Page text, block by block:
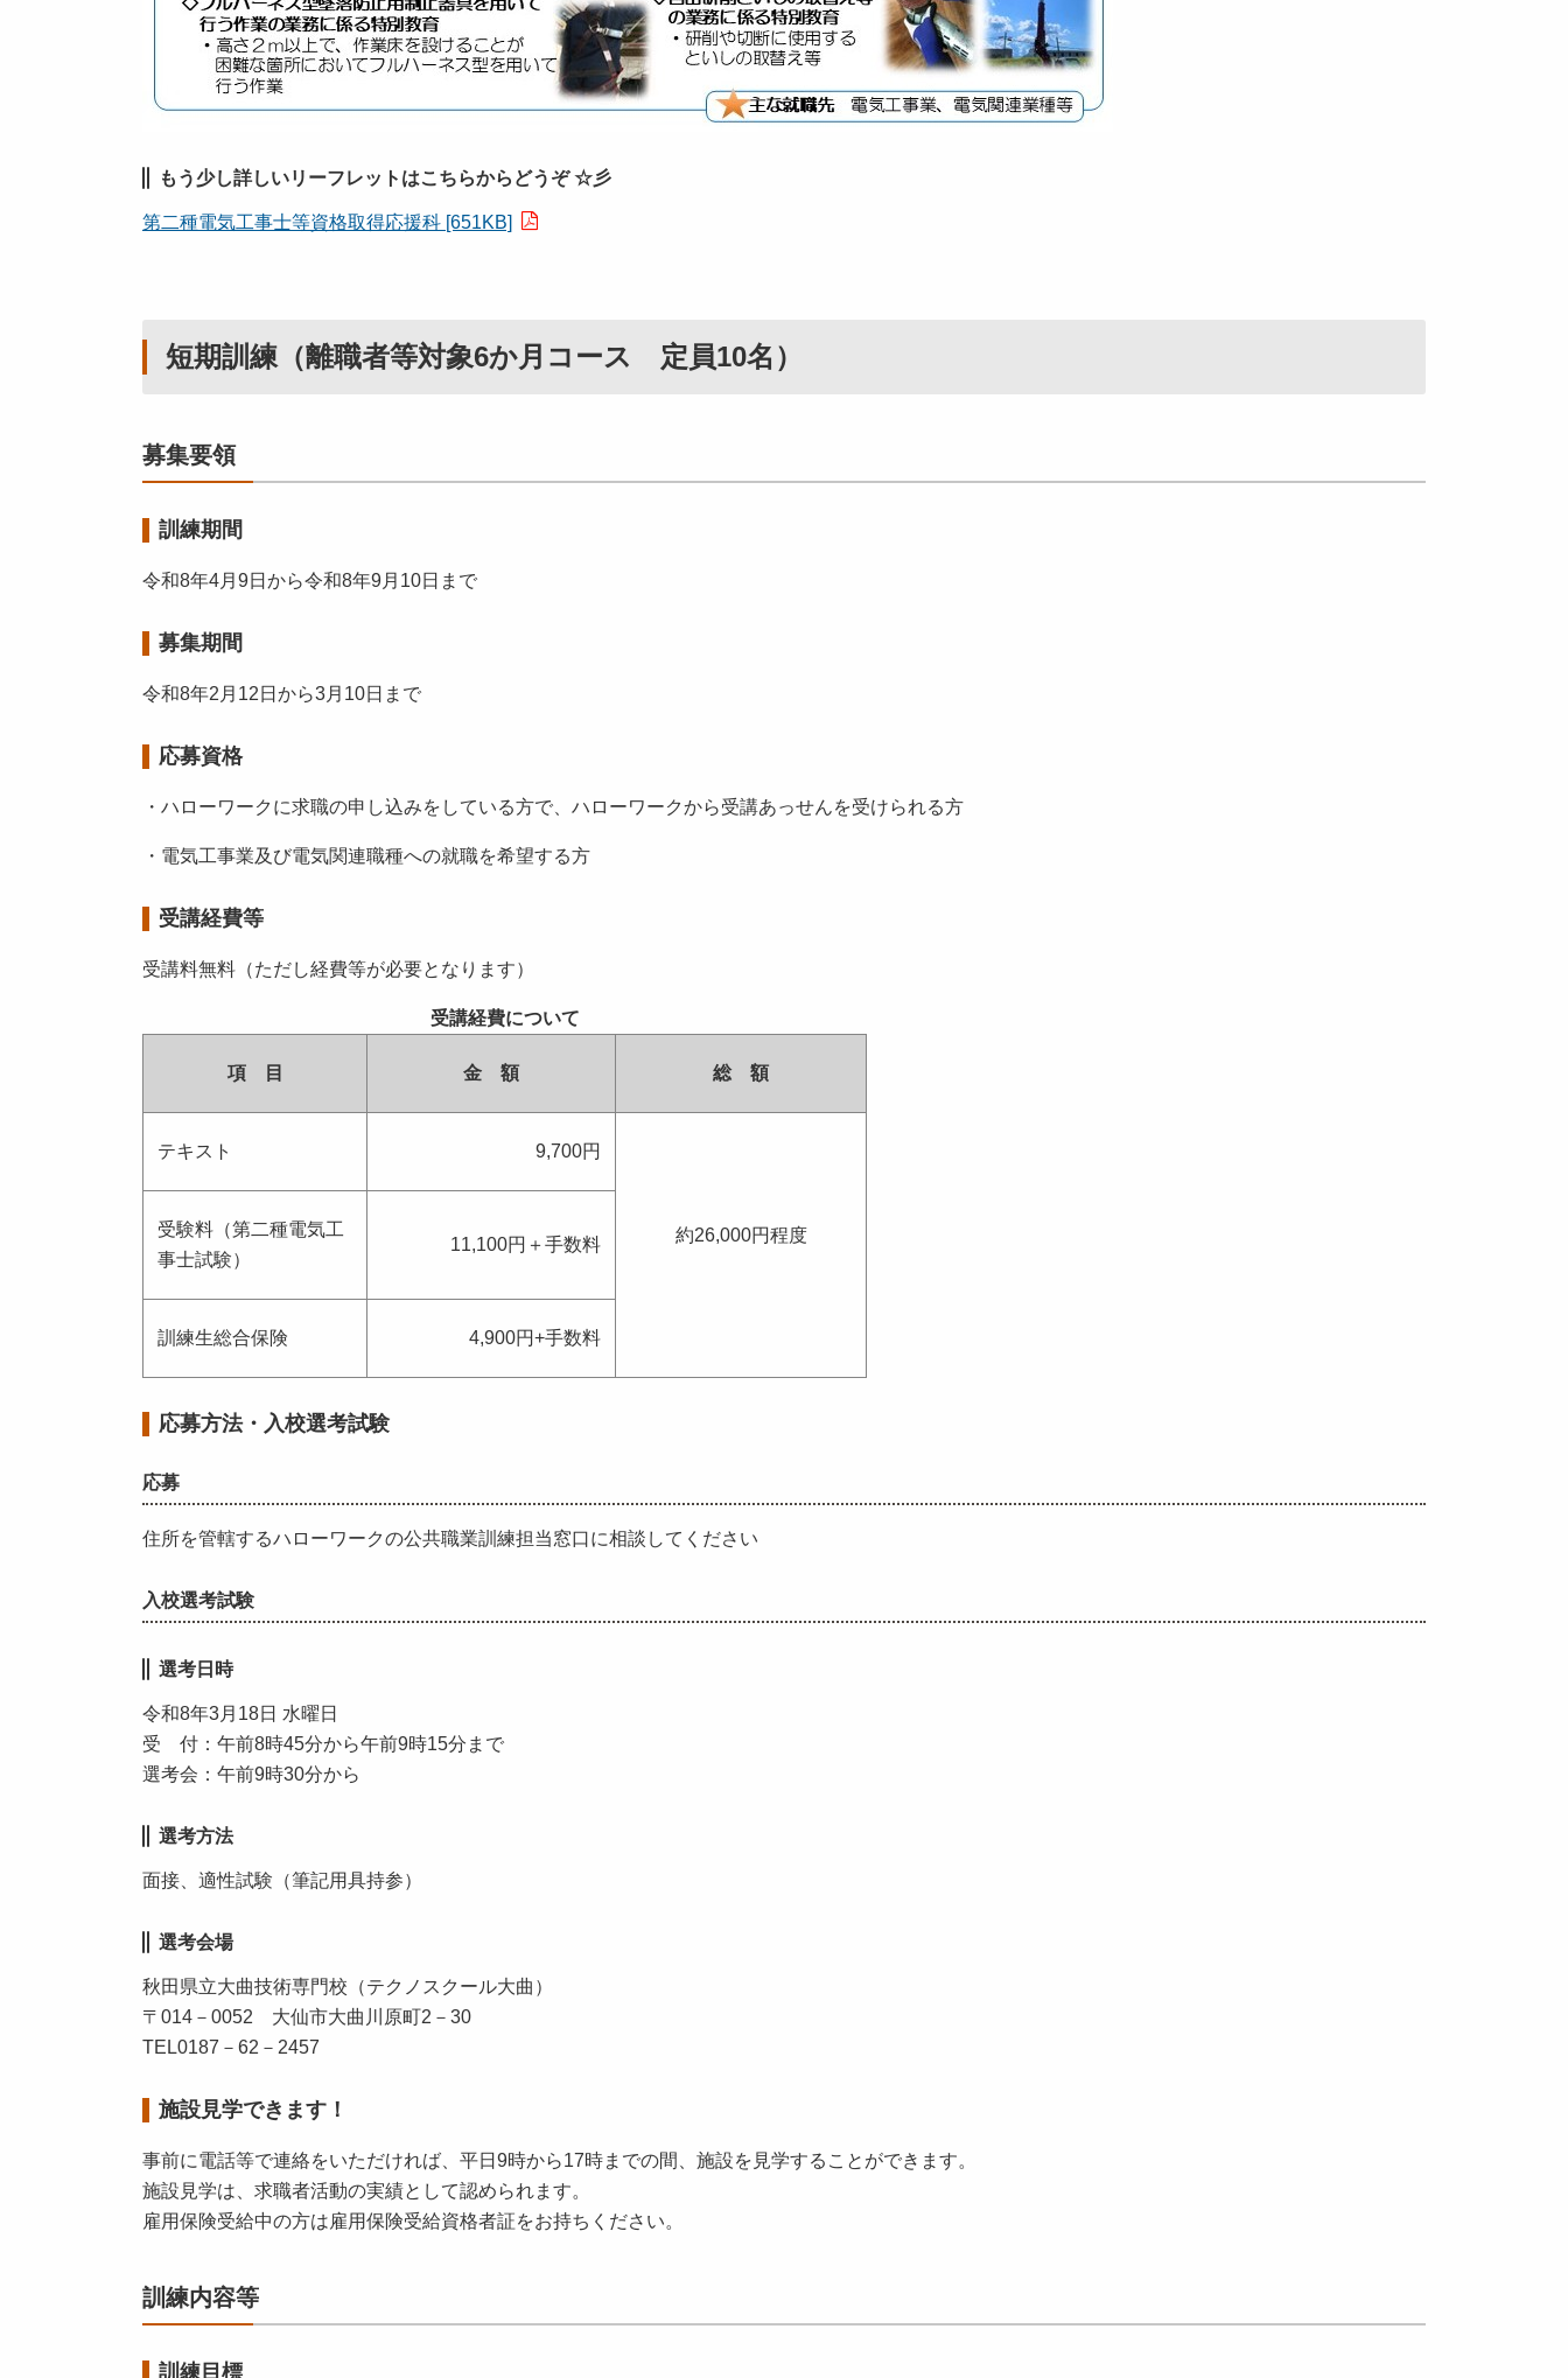
もう少し詳しいリーフレットはこちらからどうぞ ☆彡
第二種電気工事士等資格取得応援科 [651KB]
短期訓練（離職者等対象6か月コース 定員10名）
募集要領
訓練期間
令和8年4月9日から令和8年9月10日まで
募集期間
令和8年2月12日から3月10日まで
応募資格
・ハローワークに求職の申し込みをしている方で、ハローワークから受講あっせんを受けられる方
・電気工事業及び電気関連職種への就職を希望する方
受講経費等
受講料無料（ただし経費等が必要となります）
受講経費について
項 目 金 額 総 額
テキスト 9,700円
約26,000円程度
受験料（第二種電気工
事士試験）
11,100円＋手数料
訓練生総合保険 4,900円+手数料
応募方法・入校選考試験
応募
住所を管轄するハローワークの公共職業訓練担当窓口に相談してください
入校選考試験
選考日時
令和8年3月18日 水曜日
受 付：午前8時45分から午前9時15分まで
選考会：午前9時30分から
選考方法
面接、適性試験（筆記用具持参）
選考会場
秋田県立大曲技術専門校（テクノスクール大曲）
〒014－0052 大仙市大曲川原町2－30
TEL0187－62－2457
施設見学できます！
事前に電話等で連絡をいただければ、平日9時から17時までの間、施設を見学することができます。
施設見学は、求職者活動の実績として認められます。
雇用保険受給中の方は雇用保険受給資格者証をお持ちください。
訓練内容等
訓練目標